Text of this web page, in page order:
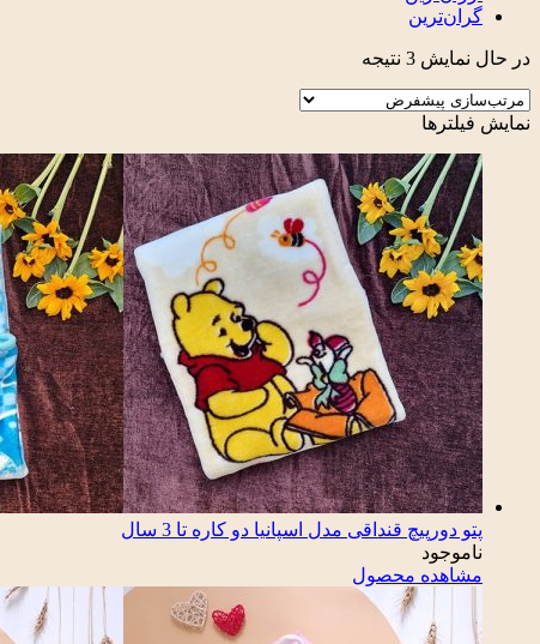
گران‌ترین
در حال نمایش 3 نتیجه
نمایش فیلترها
پتو دورپیچ قنداقی مدل اسپانیا دو کاره تا 3 سال
ناموجود
مشاهده محصول